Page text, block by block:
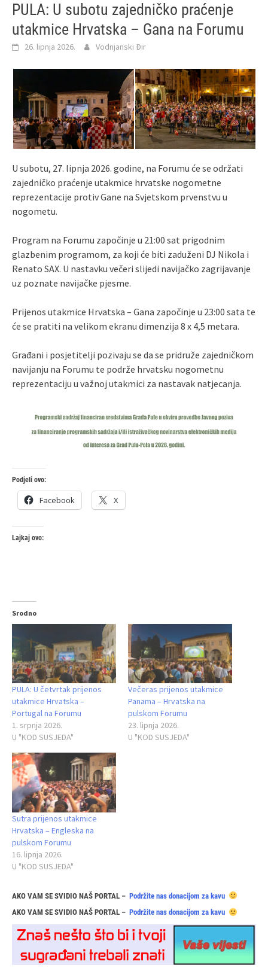
PULA: U subotu zajedničko praćenje
utakmice Hrvatska – Gana na Forumu
26. lipnja 2026. Vodnjanski Đir
U subotu, 27. lipnja 2026. godine, na Forumu će se održati
zajedničko praćenje utakmice hrvatske nogometne
reprezentacije protiv Gane na Svjetskom prvenstvu u
nogometu.
Program na Forumu započinje u 21:00 sat prigodnim
glazbenim programom, za koji će biti zaduženi DJ Nikola i
Renato SAX. U nastavku večeri slijedi navijačko zagrijavanje
uz poznate navijačke pjesme.
Prijenos utakmice Hrvatska – Gana započinje u 23:00 sata te
će se pratiti na velikom ekranu dimenzija 8 x 4,5 metara.
Građani i posjetitelji pozivaju se da se pridruže zajedničkom
navijanju na Forumu te podrže hrvatsku nogometnu
reprezentaciju u važnoj utakmici za nastavak natjecanja.
Podjeli ovo:
Facebook X
Lajkaj ovo:
Srodno
PULA: U četvrtak prijenos
utakmice Hrvatska –
Portugal na Forumu
1. srpnja 2026.
U "KOD SUSJEDA"
Večeras prijenos utakmice
Panama – Hrvatska na
pulskom Forumu
23. lipnja 2026.
U "KOD SUSJEDA"
Sutra prijenos utakmice
Hrvatska – Engleska na
pulskom Forumu
16. lipnja 2026.
U "KOD SUSJEDA"
AKO VAM SE SVIDIO NAŠ PORTAL – Podržite nas donacijom za kavu
AKO VAM SE SVIDIO NAŠ PORTAL – Podržite nas donacijom za kavu